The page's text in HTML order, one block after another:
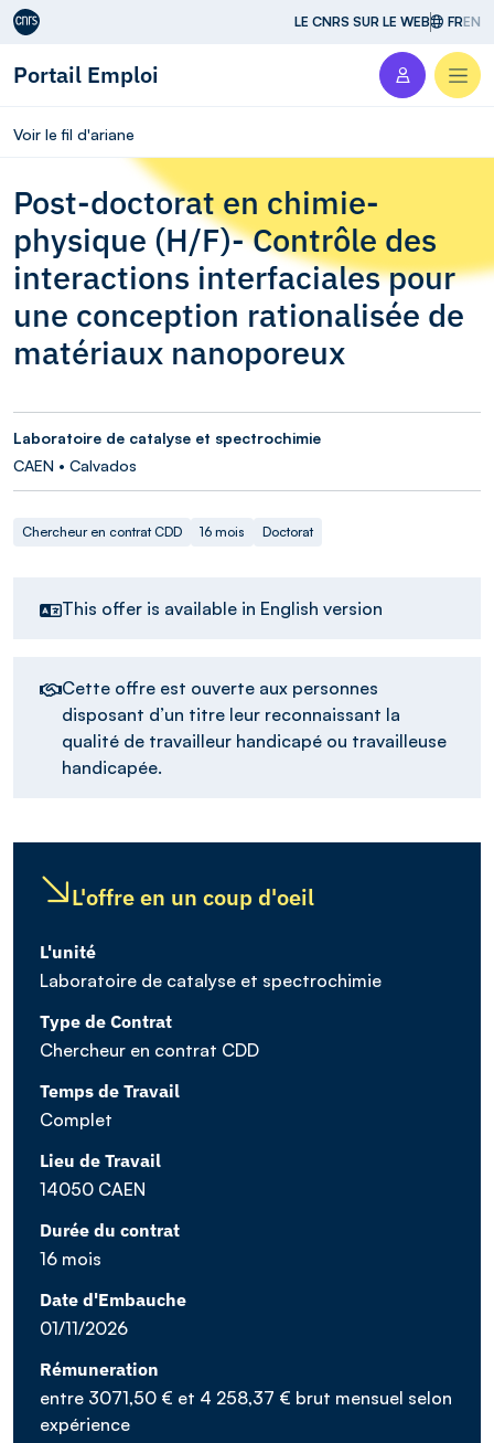
Aller au contenu LE CNRS SUR LE WEB FREN
Portail Emploi
Voir le fil d'ariane
Post-doctorat en chimie-
physique (H/F)- Contrôle des
interactions interfaciales pour
une conception rationalisée de
matériaux nanoporeux
Laboratoire de catalyse et spectrochimie
CAEN • Calvados
Chercheur en contrat CDD 16 mois Doctorat
This offer is available in English version
Cette offre est ouverte aux personnes
disposant d’un titre leur reconnaissant la
qualité de travailleur handicapé ou travailleuse
handicapée.
L'offre en un coup d'oeil
L'unité
Laboratoire de catalyse et spectrochimie
Type de Contrat
Chercheur en contrat CDD
Temps de Travail
Complet
Lieu de Travail
14050 CAEN
Durée du contrat
16 mois
Date d'Embauche
01/11/2026
Rémuneration
entre 3071,50 € et 4 258,37 € brut mensuel selon
expérience